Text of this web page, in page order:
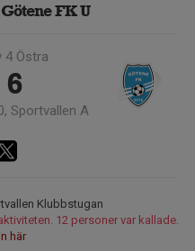
FK U
4 Östra
Sportvallen A
Klubbstugan
12 personer var kallade.
här